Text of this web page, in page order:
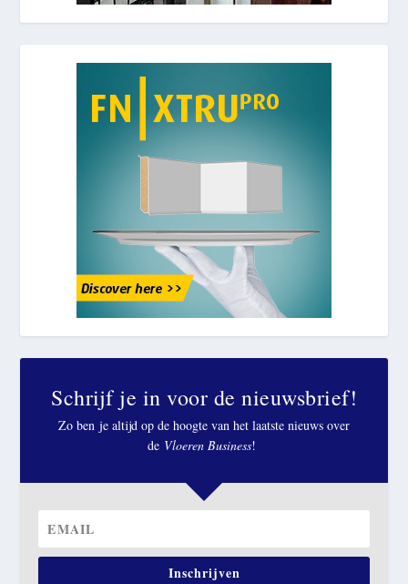
Schrijf je in voor de nieuwsbrief!
Zo ben je altijd op de hoogte van het laatste nieuws over
de Vloeren Business!
Inschrijven